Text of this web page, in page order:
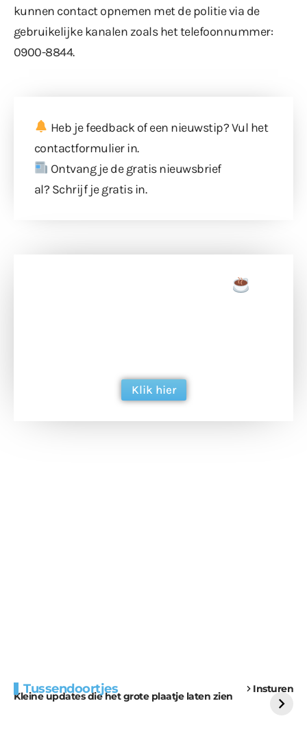
kunnen contact opnemen met de politie via de
gebruikelijke kanalen zoals het telefoonnummer:
0900-8844.
Heb je feedback of een nieuwstip? Vul het
contactformulierin.
Ontvang je de gratis nieuwsbrief
al? Schrijf je gratis in.
Klik hier
Tussendoortjes Insturen
Kleine updates die het grote plaatje laten zien
voor kabouters
uitdaging